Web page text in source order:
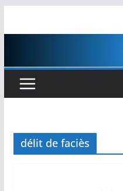
délit de faciès